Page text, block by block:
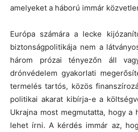
amelyeket a háború immár
Európa számára a lecke
biztonságpolitikája nem a
három prózai tényezőn áll
drónvédelem gyakorlati
termelés tartós, közös
politikai akarat kibírja-e a
Ukrajna most megmutatta, hogy a
lehet írni. A kérdés immár az,